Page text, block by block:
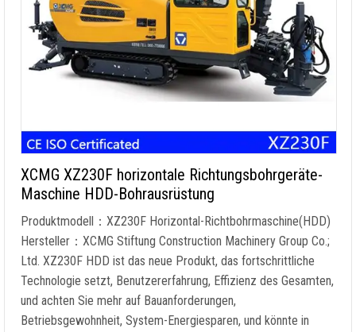
XCMG XZ230F horizontale Richtungsbohrgeräte-
Maschine HDD-Bohrausrüstung
Produktmodell：XZ230F Horizontal-Richtbohrmaschine(HDD)
Hersteller：XCMG Stiftung Construction Machinery Group Co.;
Ltd. XZ230F HDD ist das neue Produkt, das fortschrittliche
Technologie setzt, Benutzererfahrung, Effizienz des Gesamten,
und achten Sie mehr auf Bauanforderungen,
Betriebsgewohnheit, System-Energiesparen, und könnte in